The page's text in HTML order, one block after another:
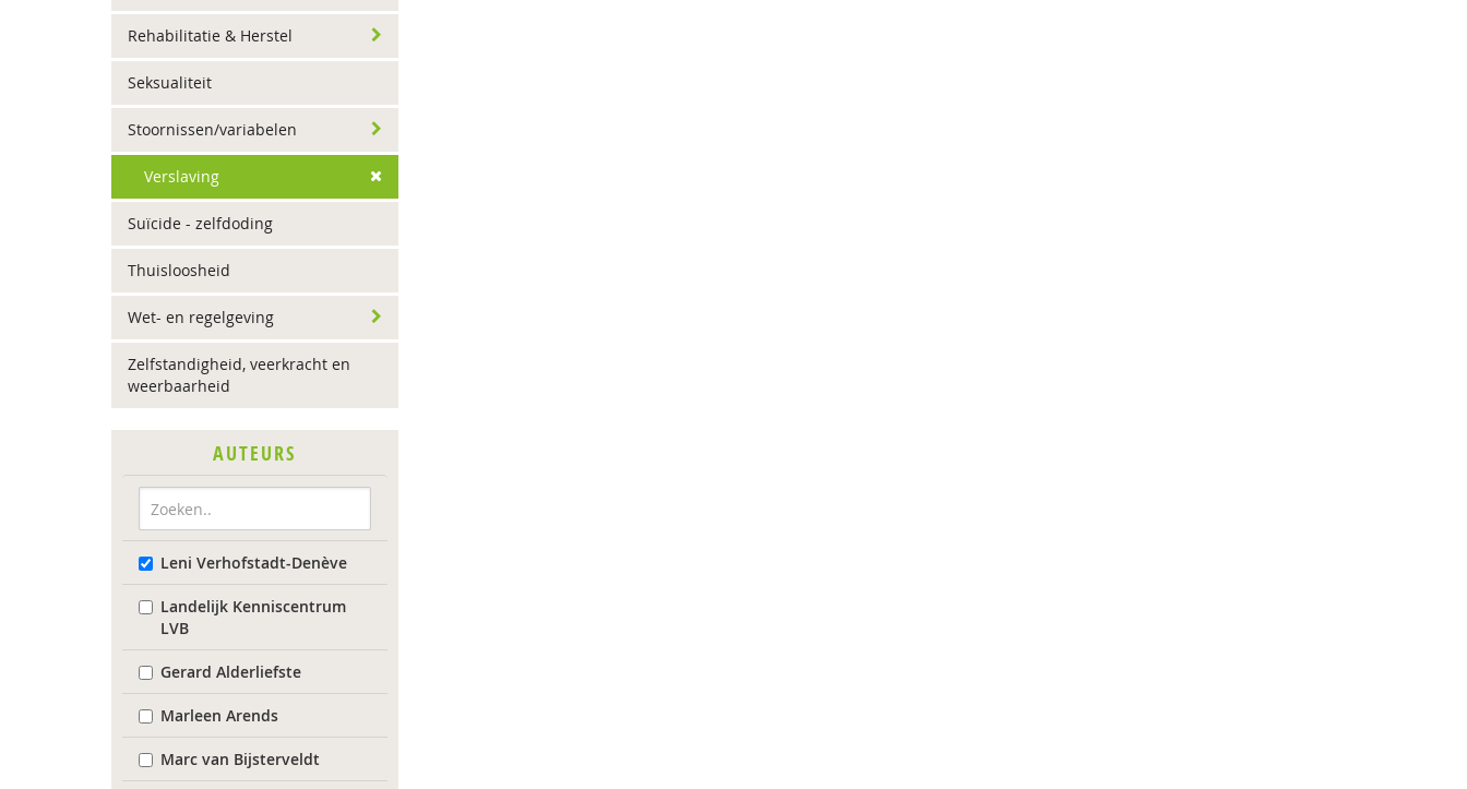
Rehabilitatie & Herstel
Seksualiteit
Stoornissen/variabelen
Verslaving
Suïcide - zelfdoding
Thuisloosheid
Wet- en regelgeving
Zelfstandigheid, veerkracht en
weerbaarheid
AUTEURS
Leni Verhofstadt-Denève
Landelijk Kenniscentrum
LVB
Gerard Alderliefste
Marleen Arends
Marc van Bijsterveldt